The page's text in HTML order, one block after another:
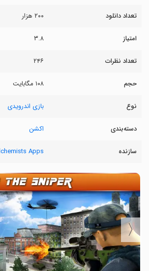
تعداد دانلود ۲۰۰ هزار
امتیاز ۳.۸
تعداد نظرات ۲۴۶
حجم ۱۰۸ مگابایت
نوع بازی اندرویدی
دسته‌بندی اکشن
سازنده Apps
〈